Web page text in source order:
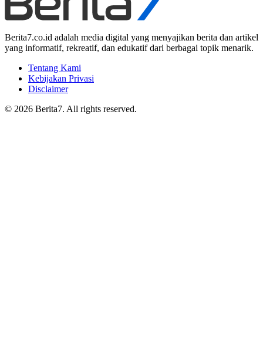
Berita7.co.id adalah media digital yang menyajikan berita dan artikel
yang informatif, rekreatif, dan edukatif dari berbagai topik menarik.
Tentang Kami
Kebijakan Privasi
Disclaimer
© 2026 Berita7. All rights reserved.